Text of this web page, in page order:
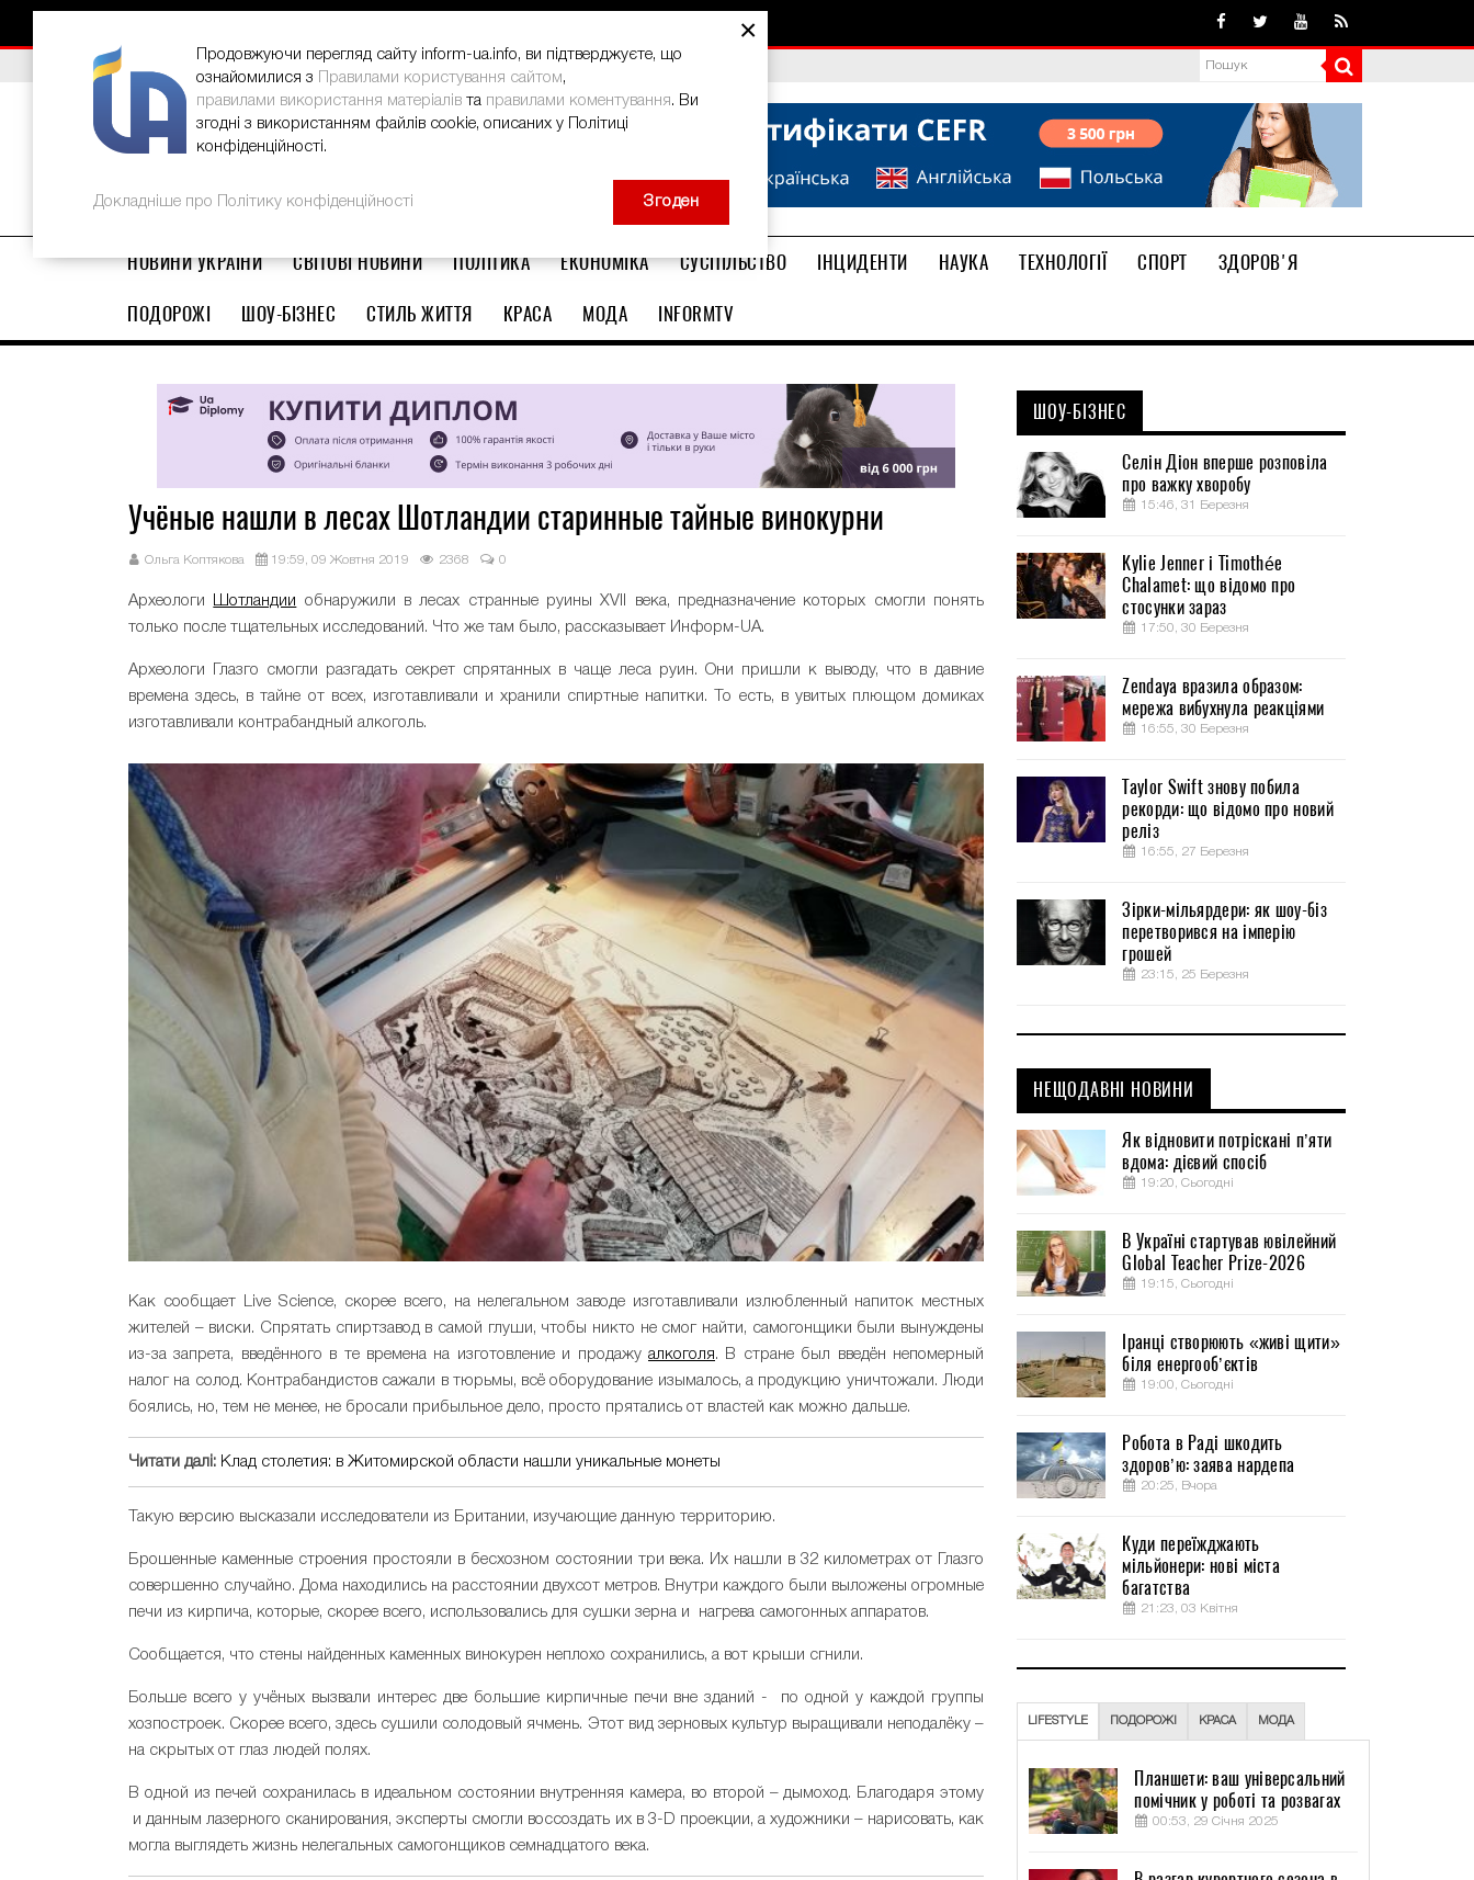
ВИБІР РЕДАКЦІЇ В Україні стартував ювілейний Global Teacher Prize-2026
НОВИНИ УКРАЇНИ СВІТОВІ НОВИНИ ПОЛІТИКА ЕКОНОМІКА СУСПІЛЬСТВО ІНЦИДЕНТИ НАУКА ТЕХНОЛОГІЇ СПОРТ
ЗДОРОВ'Я
ПОДОРОЖІ
ШОУ-БІЗНЕС СТИЛЬ ЖИТТЯ КРАСА МОДА INFORMTV
Учёные нашли в лесах Шотландии старинные тайные винокурни
Ольга Коптякова 19:59, 09 Жовтня 2019 2368 0
Археологи Шотландии обнаружили в лесах странные руины XVII века, предназначение которых смогли понять
только после тщательных исследований. Что же там было, рассказывает Информ-UA.
Археологи Глазго смогли разгадать секрет спрятанных в чаще леса руин. Они пришли к выводу, что в давние
времена здесь, в тайне от всех, изготавливали и хранили спиртные напитки. То есть, в увитых плющом домиках
изготавливали контрабандный алкоголь.
Как сообщает Live Science, скорее всего, на нелегальном заводе изготавливали излюбленный напиток местных
жителей – виски. Спрятать спиртзавод в самой глуши, чтобы никто не смог найти, самогонщики были вынуждены
из-за запрета, введённого в те времена на изготовление и продажу алкоголя. В стране был введён непомерный
налог на солод. Контрабандистов сажали в тюрьмы, всё оборудование изымалось, а продукцию уничтожали. Люди
боялись, но, тем не менее, не бросали прибыльное дело, просто прятались от властей как можно дальше.
Читати далі: Клад столетия: в Житомирской области нашли уникальные монеты
Такую версию высказали исследователи из Британии, изучающие данную территорию.
Брошенные каменные строения простояли в бесхозном состоянии три века. Их нашли в 32 километрах от Глазго
совершенно случайно. Дома находились на расстоянии двухсот метров. Внутри каждого были выложены огромные
печи из кирпича, которые, скорее всего, использовались для сушки зерна и нагрева самогонных аппаратов.
Сообщается, что стены найденных каменных винокурен неплохо сохранились, а вот крыши сгнили.
Больше всего у учёных вызвали интерес две большие кирпичные печи вне зданий - по одной у каждой группы
хозпостроек. Скорее всего, здесь сушили солодовый ячмень. Этот вид зерновых культур выращивали неподалёку –
на скрытых от глаз людей полях.
В одной из печей сохранилась в идеальном состоянии внутренняя камера, во второй – дымоход. Благодаря этому
и данным лазерного сканирования, эксперты смогли воссоздать их в 3-D проекции, а художники – нарисовать, как
могла выглядеть жизнь нелегальных самогонщиков семнадцатого века.
ШОУ-БІЗНЕС
Селін Діон вперше розповіла
про важку хворобу
15:46, 31 Березня
Kylie Jenner і Timothée
Chalamet: що відомо про
стосунки зараз
17:50, 30 Березня
Zendaya вразила образом:
мережа вибухнула реакціями
16:55, 30 Березня
Taylor Swift знову побила
рекорди: що відомо про новий
реліз
16:55, 27 Березня
Зірки-мільярдери: як шоу-біз
перетворився на імперію
грошей
23:15, 25 Березня
НЕЩОДАВНІ НОВИНИ
Як відновити потріскані п’яти
вдома: дієвий спосіб
19:20, Сьогодні
В Україні стартував ювілейний
Global Teacher Prize-2026
19:15, Сьогодні
Іранці створюють «живі щити»
біля енергооб’єктів
19:00, Сьогодні
Робота в Раді шкодить
здоров’ю: заява нардепа
20:25, Вчора
Куди переїжджають
мільйонери: нові міста
багатства
21:23, 03 Квітня
LIFESTYLE ПОДОРОЖІ КРАСА МОДА
Планшети: ваш універсальний
помічник у роботі та розвагах
00:53, 29 Січня 2025
×
Продовжуючи перегляд сайту inform-ua.info, ви підтверджуєте, що
ознайомилися з
Правилами користування сайтом,
правилами використання матеріалів та правилами коментування. Ви
згодні з використанням файлів cookie, описаних у Політиці
конфіденційності.
Докладніше про Політику конфіденційності Згоден